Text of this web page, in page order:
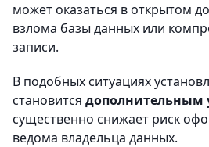
может оказаться в открытом
взлома базы данных или
записи.
В подобных ситуациях
становится дополнительным
существенно снижает риск
ведома владельца данных.